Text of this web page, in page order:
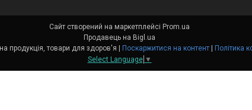
Сайт створений на маркетплейсі Prom.ua
Продавець на Bigl.ua
Medort - Ортопедична продукція, товари для здоров'я | Поскаржитися на контент | Політика
Select Language ▼